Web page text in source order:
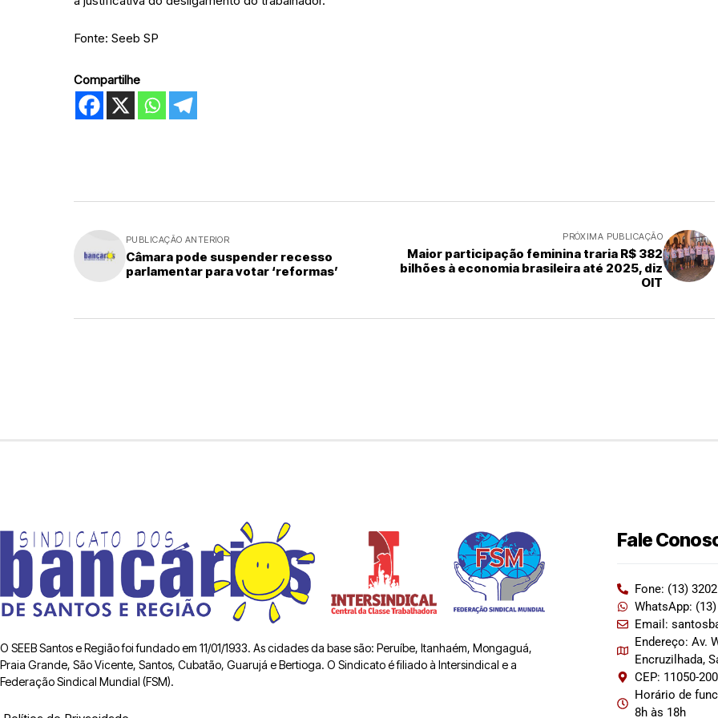
Fonte: Seeb SP
Compartilhe
PUBLICAÇÃO ANTERIOR
Câmara pode suspender recesso
parlamentar para votar ‘reformas’
PRÓXIMA PUBLICAÇÃO
Maior participação feminina traria R$ 382
bilhões à economia brasileira até 2025, diz
OIT
O SEEB Santos e Região foi fundado em 11/01/1933. As cidades da base são: Peruíbe, Itanhaém, Mongaguá,
Praia Grande, São Vicente, Santos, Cubatão, Guarujá e Bertioga. O Sindicato é filiado à Intersindical e a
Federação Sindical Mundial (FSM).
Fale
Fone: (13)
WhatsApp:
Email:
Endereço: Av.
Encruzilhada,
CEP: 11050-200
Horário de
8h às 18h